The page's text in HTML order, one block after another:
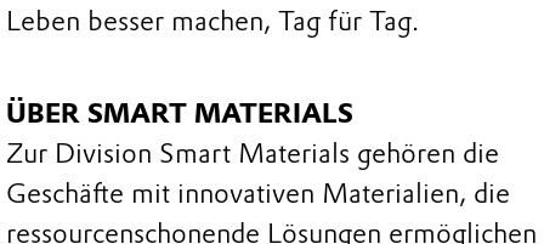
Leben besser machen, Tag für Tag.
ÜBER SMART MATERIALS
Zur Division Smart Materials gehören die
Geschäfte mit innovativen Materialien, die
ressourcenschonende Lösungen ermöglichen